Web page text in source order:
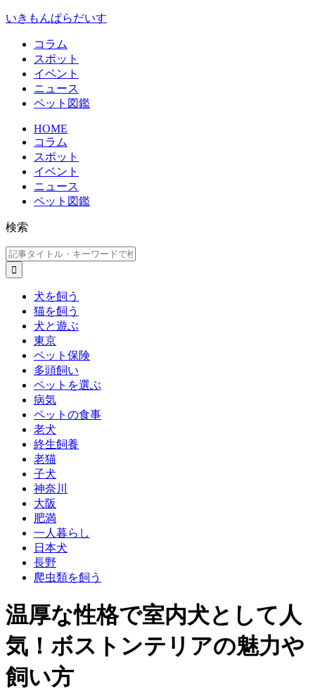
いきもんぱらだいす
コラム
スポット
イベント
ニュース
ペット図鑑
HOME
コラム
スポット
イベント
ニュース
ペット図鑑
検索
犬を飼う
猫を飼う
犬と遊ぶ
東京
ペット保険
多頭飼い
ペットを選ぶ
病気
ペットの食事
老犬
終生飼養
老猫
子犬
神奈川
大阪
肥満
一人暮らし
日本犬
長野
爬虫類を飼う
温厚な性格で室内犬として人
気！ボストンテリアの魅力や
飼い方